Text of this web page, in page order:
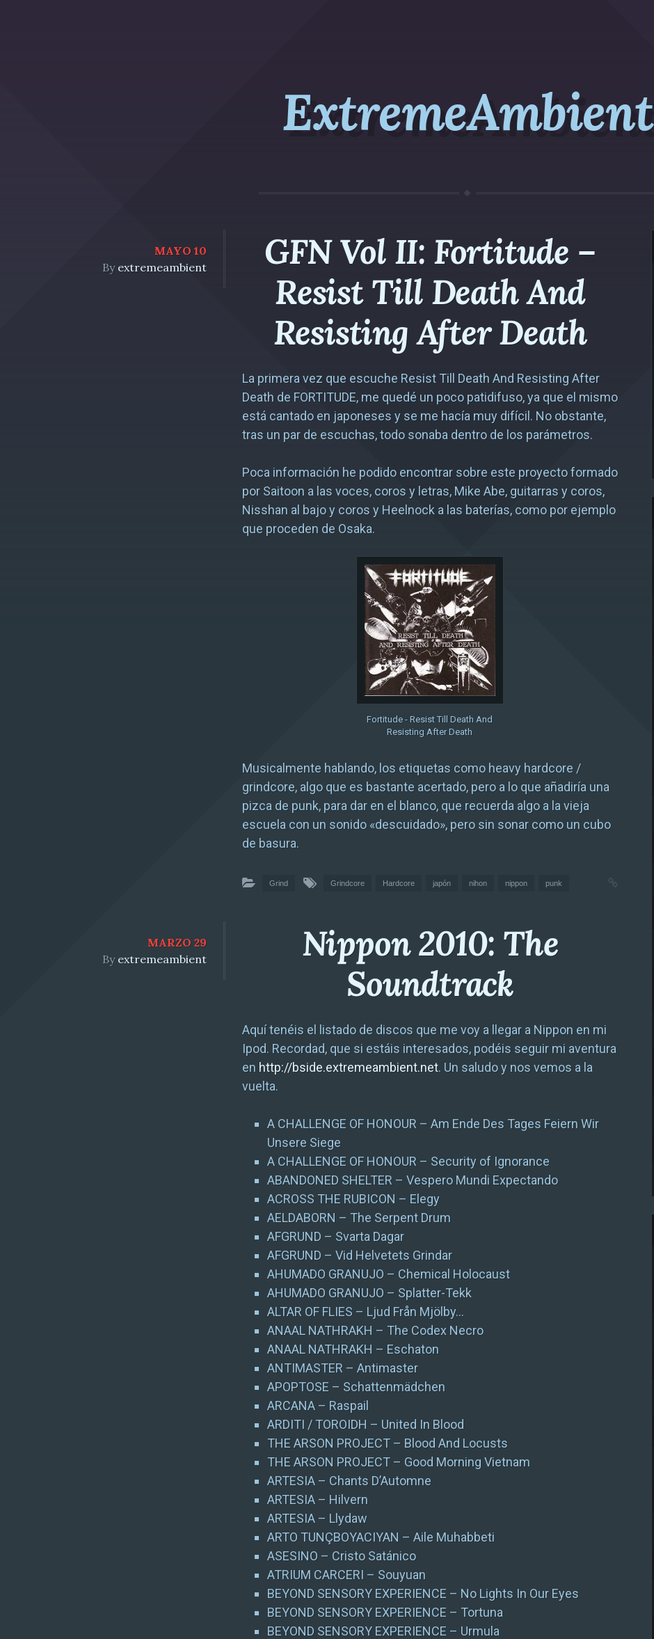
ExtremeAmbient
MAYO 10
By extremeambient
GFN Vol II: Fortitude –
Resist Till Death And
Resisting After Death
La primera vez que escuche Resist Till Death And Resisting After
Death de FORTITUDE, me quedé un poco patidifuso, ya que el mismo
está cantado en japoneses y se me hacía muy difícil. No obstante,
tras un par de escuchas, todo sonaba dentro de los parámetros.
Poca información he podido encontrar sobre este proyecto formado
por Saitoon a las voces, coros y letras, Mike Abe, guitarras y coros,
Nisshan al bajo y coros y Heelnock a las baterías, como por ejemplo
que proceden de Osaka.
Fortitude - Resist Till Death And
Resisting After Death
Musicalmente hablando, los etiquetas como heavy hardcore /
grindcore, algo que es bastante acertado, pero a lo que añadiría una
pizca de punk, para dar en el blanco, que recuerda algo a la vieja
escuela con un sonido «descuidado», pero sin sonar como un cubo
de basura.
Grind Grindcore Hardcore japón nihon nippon punk
MARZO 29
By extremeambient
Nippon 2010: The
Soundtrack
Aquí tenéis el listado de discos que me voy a llegar a Nippon en mi
Ipod. Recordad, que si estáis interesados, podéis seguir mi aventura
en http://bside.extremeambient.net. Un saludo y nos vemos a la
vuelta.
A CHALLENGE OF HONOUR – Am Ende Des Tages Feiern Wir
Unsere Siege
A CHALLENGE OF HONOUR – Security of Ignorance
ABANDONED SHELTER – Vespero Mundi Expectando
ACROSS THE RUBICON – Elegy
AELDABORN – The Serpent Drum
AFGRUND – Svarta Dagar
AFGRUND – Vid Helvetets Grindar
AHUMADO GRANUJO – Chemical Holocaust
AHUMADO GRANUJO – Splatter-Tekk
ALTAR OF FLIES – Ljud Från Mjölby…
ANAAL NATHRAKH – The Codex Necro
ANAAL NATHRAKH – Eschaton
ANTIMASTER – Antimaster
APOPTOSE – Schattenmädchen
ARCANA – Raspail
ARDITI / TOROIDH – United In Blood
THE ARSON PROJECT – Blood And Locusts
THE ARSON PROJECT – Good Morning Vietnam
ARTESIA – Chants D’Automne
ARTESIA – Hilvern
ARTESIA – Llydaw
ARTO TUNÇBOYACIYAN – Aile Muhabbeti
ASESINO – Cristo Satánico
ATRIUM CARCERI – Souyuan
BEYOND SENSORY EXPERIENCE – No Lights In Our Eyes
BEYOND SENSORY EXPERIENCE – Tortuna
BEYOND SENSORY EXPERIENCE – Urmula